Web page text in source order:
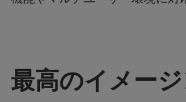
最高のイメー